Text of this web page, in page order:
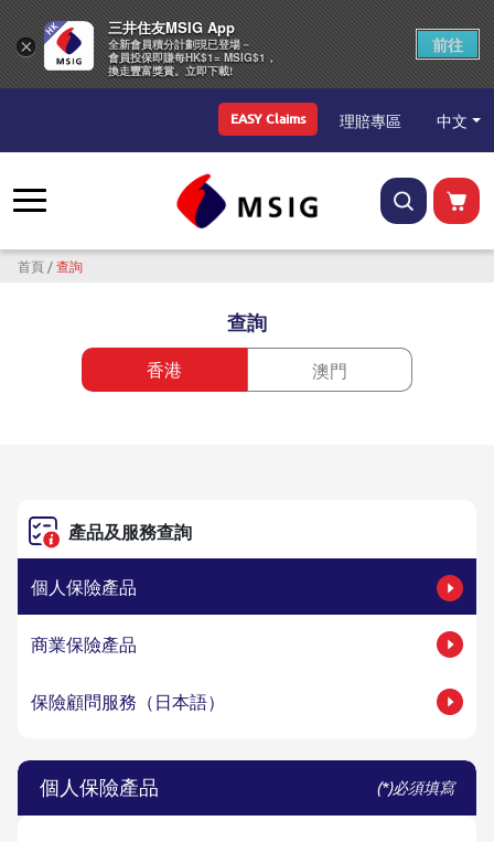
Top Menu
EASY Claims 理賠專區 中文
導航連結
首頁 查詢
查詢
香港 澳門
產品及服務查詢
個人保險產品
商業保險產品
保險顧問服務（日本語）
個人保險產品 (*)必須填寫
×
三井住友MSIG App
全新會員積分計劃現已登場－
會員投保即賺每HK$1= MSIG$1，
換走豐富獎賞。立即下載!
前往